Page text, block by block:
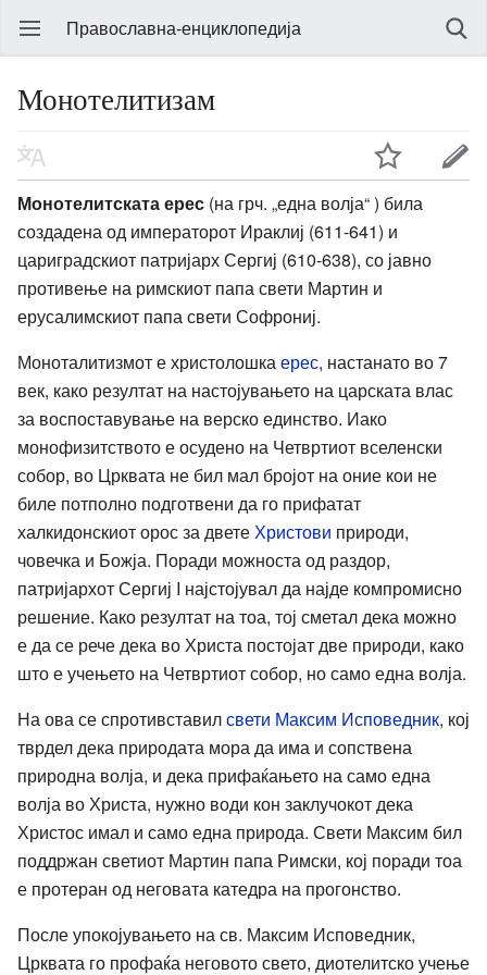
Православна-енциклопедија
Монотелитизам
Монотелитската ерес (на грч. „една волја“ ) била
создадена од императорот Ираклиј (611-641) и
цариградскиот патријарх Сергиј (610-638), со јавно
противење на римскиот папа свети Мартин и
ерусалимскиот папа свети Софрониј.
Моноталитизмот е христолошка ерес, настанато во 7
век, како резултат на настојувањето на царската влас
за воспоставување на верско единство. Иако
монофизитството е осудено на Четвртиот вселенски
собор, во Црквата не бил мал бројот на оние кои не
биле потполно подготвени да го прифатат
халкидонскиот орос за двете Христови природи,
човечка и Божја. Поради можноста од раздор,
патријархот Сергиј I најстојувал да најде компромисно
решение. Како резултат на тоа, тој сметал дека можно
е да се рече дека во Христа постојат две природи, како
што е учењето на Четвртиот собор, но само една волја.
На ова се спротивставилсвети Максим Исповедник, кој
тврдел дека природата мора да има и сопствена
природна волја, и дека прифаќањето на само една
волја во Христа, нужно води кон заклучокот дека
Христос имал и само една природа. Свети Максим бил
поддржан светиот Мартин папа Римски, кој поради тоа
е протеран од неговата катедра на прогонство.
После упокојувањето на св. Максим Исповедник,
Црквата го профаќа неговото свето, диотелитско учење